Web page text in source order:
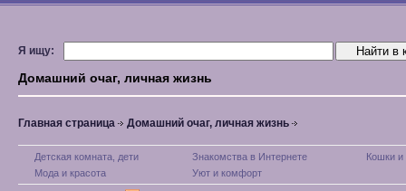
Я ищу:
Домашний очаг, личная жизнь
Главная страница Домашний очаг, личная жизнь
Детская комната, дети Знакомства в Интернете
Кошки и
Мода и красота
Уют и комфорт